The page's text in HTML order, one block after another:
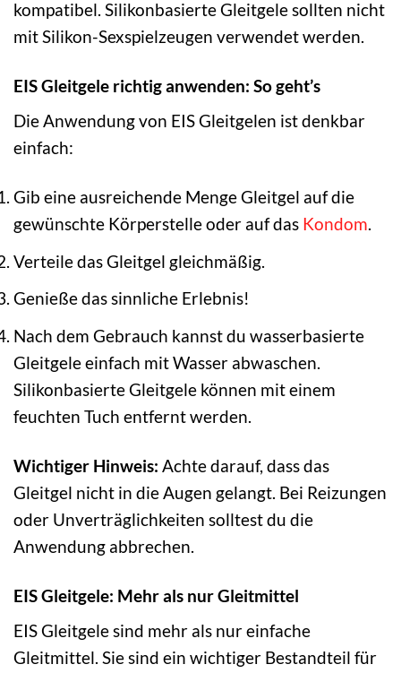
kompatibel. Silikonbasierte Gleitgele sollten nicht
mit Silikon-Sexspielzeugen verwendet werden.
EIS Gleitgele richtig anwenden: So geht’s
Die Anwendung von EIS Gleitgelen ist denkbar
einfach:
Gib eine ausreichende Menge Gleitgel auf die
gewünschte Körperstelle oder auf das Kondom.
Verteile das Gleitgel gleichmäßig.
Genieße das sinnliche Erlebnis!
Nach dem Gebrauch kannst du wasserbasierte
Gleitgele einfach mit Wasser abwaschen.
Silikonbasierte Gleitgele können mit einem
feuchten Tuch entfernt werden.
Wichtiger Hinweis: Achte darauf, dass das
Gleitgel nicht in die Augen gelangt. Bei Reizungen
oder Unverträglichkeiten solltest du die
Anwendung abbrechen.
EIS Gleitgele: Mehr als nur Gleitmittel
EIS Gleitgele sind mehr als nur einfache
Gleitmittel. Sie sind ein wichtiger Bestandteil für